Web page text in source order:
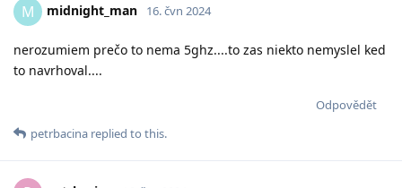
M midnight_man 16. čvn 2024
nerozumiem prečo to nema 5ghz....to zas niekto nemyslel ked
to navrhoval....
Odpovědět
petrbacina replied to this.